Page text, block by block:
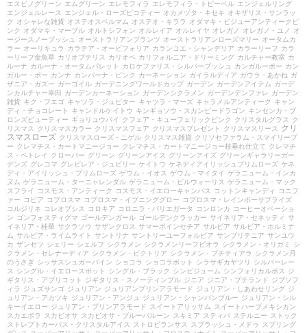
エスピノグリーン エムグリーン エレモフィラ エレモフィラ・トビーベル エンジェルリング
エンジェルレース
エンジェル・ローズピコティー オカメヅタ・キセキ オキザリス・サンラッ
ク
オシャレな雑貨 オステオスペルマム オステオ・キララ
オダマキ・ビジューアンティークピ
ンク
オダマキ・マーブル オルトシフォン オルレイア オルレイヤ オレガノ オレガノ・ユノ
オ
ージースノーブッシュ
オーストラリアンプランツ オーストラリアンローズマリー オータムカ
ラー オーリキュラ カラテア・オービフォリア カランコエ・シャンデリア カラーリーフ カラ
ーリーフ金魚草 カリオプテリス カリオペ カリフォルニア・ドリーミング カルチャー教室 カ
ルーナ カルーナ・オータムパレット カロケファリス・シルバーブッシュ カンガルーポー カン
ガルー・ポー カンナ カンパーナ・ピンク カーネーション ガイラルディア ガウラ・あかね ガ
ザニア・ガズー ガーゴイル ガーデニングワールドカップ ガーデン ガーデンアイテム ガーデ
ンカルチャー幸田
ガーデンカーネーション ガーデンシクラメン ガーデンデンファレ ガーデン
雑貨 キク・フエゴ キャツラ・ジュピター キャツラ・マーズ キャラメルアンティーク
キャン
ディ・チョコレート
キャンドルケイトウ キンギョソウ・スカンピードラゴン キンセンカ・ブ
ロンズビューティー ギョリュウバイ クフェア・キューフェリックピンク クリスタルグラス
ク
リスマス
クリスマスカラー クリスマスフェア クリスマスプレゼント クリスマスリース
クリ
スマスローズ クリスマスローズ・ニゲル クリスマス雑貨 クリソセファラム・スマイリープ
ー クレマチス・カートマニージョー クレマチス・カートマニージョー枝垂れ仕立て クレマチ
ス・ペトレイ
クローバー グリーン グリーンアイス グリーンアイズ グリーンギャラリーガー
デンズ グレコマ グレビレア・ジュビリー ケイトウ ケネディアイリッシュプリムローズ ケネ
ディ・アイリッシュ・プリムローズ ゲウム・イオス ゲウム・マイタイ ゲラニューム・インカ
ヌム ゲラニューム・ターニャレンダル ゲラニューム・ビルウォーリス ゲラニューム・マック
スフライ
コスモス・アンティーク コスモス・イエローキャンパス コットンキャンディ
コニフ
ァー
コピア コプロスマ コプロスマ・イブニンググロー
コプロスマ・レインボーサプライズ
コルジリネ
コレオプシス コロキア コロニラ・バリエガータ コンロンカ
コーヒーオベーショ
ン ゴンフォスティグマ ゴールデンガール ゴールデンクラッカー サイネリア・セネッティ サ
イネリア・桂華 サクラソウ サザンクロス サマーポインセチア サルビア サルビア・ホルミナ
ム サルビア・ライムライト サントリナ サントリーユーフォルビア サンブリテニア サンユウ
カ ザンセツ シェリー シェルフ シクラメン シクラメンリーフビオラ シクラメン・オリガミ
シ
クラメン・セレナーディア シクラメン・ビクトリア シクラメン・プチティアラ
シクラメン月
のうさぎ シッサスシュガーバイン ショコラ ショコラポット シラサギカヤツリ
シルバーレー
ス
シングル・イエロースポット シングル・ブラック シンビジューム シンフォリカルポス
ジ
ギタリス・アプリコット
ジギタリス・スノーティンプル ジニア ジニア・プチランド ジプソフ
ィラ
ジュズサンゴ ジュリアン ジュリアンプリンアラモード ジュリアン・しあわせリング ジ
ュリアン・アカツキ ジュリアン・アンジュ ジュリアン・シャンパンブルー ジュリアン・シル
キーイエロー ジュリアン・プリンアラモード スイートアリッサム
スイートハーブメキシカン
スカエボラ
スカビオサ スカビオサ・ブルーバルーン スキミア スティパ ステルニー
ストック
ストレプトカーパス・クリスタルアイス
ストロビランサス スプラッシュ・メドゥ
スプリング